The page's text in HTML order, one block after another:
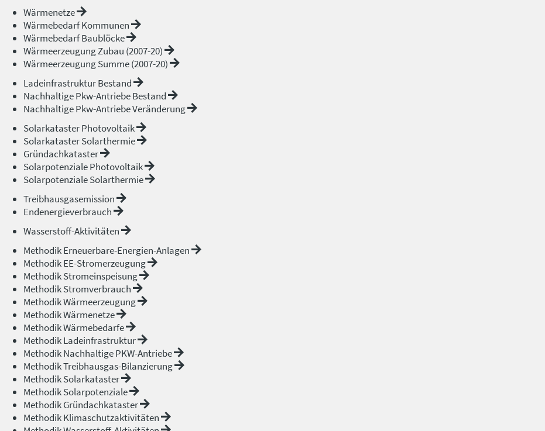
Wärmenetze
Wärmebedarf Kommunen
Wärmebedarf Baublöcke
Wärmeerzeugung Zubau (2007-20)
Wärmeerzeugung Summe (2007-20)
Ladeinfrastruktur Bestand
Nachhaltige Pkw-Antriebe Bestand
Nachhaltige Pkw-Antriebe Veränderung
Solarkataster Photovoltaik
Solarkataster Solarthermie
Gründachkataster
Solarpotenziale Photovoltaik
Solarpotenziale Solarthermie
Treibhausgasemission
Endenergieverbrauch
Wasserstoff-Aktivitäten
Methodik Erneuerbare-Energien-Anlagen
Methodik EE-Stromerzeugung
Methodik Stromeinspeisung
Methodik Stromverbrauch
Methodik Wärmeerzeugung
Methodik Wärmenetze
Methodik Wärmebedarfe
Methodik Ladeinfrastruktur
Methodik Nachhaltige PKW-Antriebe
Methodik Treibhausgas-Bilanzierung
Methodik Solarkataster
Methodik Solarpotenziale
Methodik Gründachkataster
Methodik Klimaschutzaktivitäten